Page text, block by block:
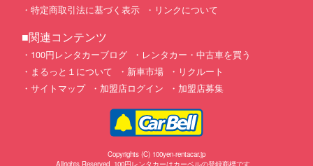
特定商取引法に基づく表示
リンクについて
■関連コンテンツ
100円レンタカーブログ
レンタカー・中古車を買う
まるっと１について
新車市場
リクルート
サイトマップ
加盟店ログイン 加盟店募集
Copyrights (C) 100yen-rentacar.jp
Allrights Reserved. 100円レンタカーはカーベルの登録商標です。